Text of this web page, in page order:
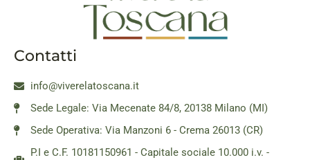
Contatti
info@viverelatoscana.it
Sede Legale: Via Mecenate 84/8, 20138 Milano (MI)
Sede Operativa: Via Manzoni 6 - Crema 26013 (CR)
P.I e C.F. 10181150961 - Capitale sociale 10.000 i.v. -